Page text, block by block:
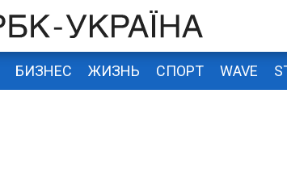
БИЗНЕС ЖИЗНЬ СПОРТ WAVE